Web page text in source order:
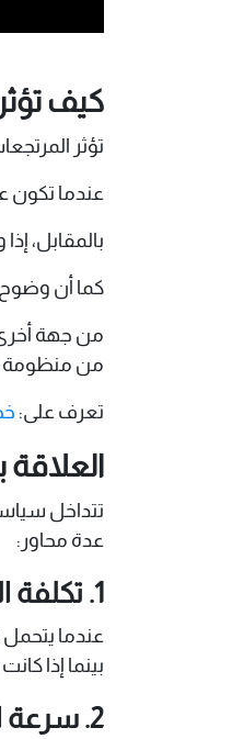
كيف
تؤثر
عندما تكون
بالمقابل،
كما أن وضوح
من جهة
من منظومة
تعرف على:
تتداخل
عدة محاور:
1. تكلفة الشحن عند المرتجعات
عندما يتحمل
بينما إذا
2. سرعة الشحن والتوصيل